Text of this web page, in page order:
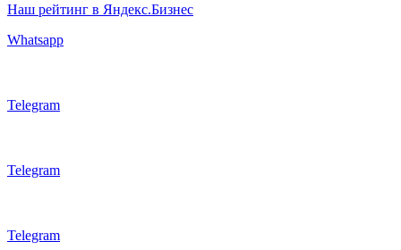
Наш рейтинг в Яндекс.Бизнес
Whatsapp
Telegram
Telegram
Telegram